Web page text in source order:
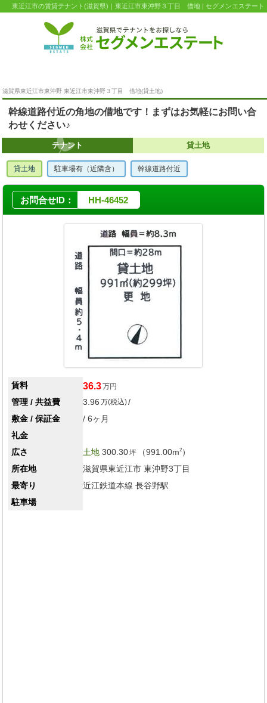
東近江市の賃貸テナント(滋賀県)｜東近江市東沖野３丁目 借地 | セグメンエステート
滋賀県東近江市東沖野 東近江市東沖野３丁目 借地(貸土地)
幹線道路付近の角地の借地です！まずはお気軽にお問い合
わせください♪
テナント 貸土地
貸土地 駐車場有（近隣含） 幹線道路付近
お問合せID： HH-46452
賃料 36.3万円
管理 / 共益費 3.96 万(税込)/
敷金 / 保証金
/ 6ヶ月
礼金
広さ
土地 300.30坪 （991.00m2 ）
所在地
滋賀県東近江市東沖野3丁目
最寄り
近江鉄道本線 長谷野駅
駐車場